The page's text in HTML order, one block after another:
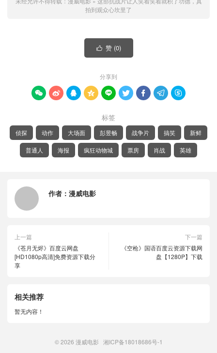
拍到观众心坎里了
 赞 (0)
分享到
        
标签
侦探 动作 大场面 彭昱畅 战争片 搞笑 新鲜
普通人 海报 疯狂动物城 票房 肖战 英雄
作者： 漫威电影
上一篇
《苍月无烬》百度云网盘
[HD1080p高清]免费资源下载分
享
下一篇
《空枪》国语百度云资源下载网
盘【1280P】下载
相关推荐
暂无内容！
© 2026 漫威电影 湘ICP备18018686号-1